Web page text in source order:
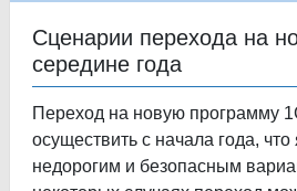
Сценарии перехода на
середине года
Переход на новую программу
осуществить с начала года,
недорогим и безопасным